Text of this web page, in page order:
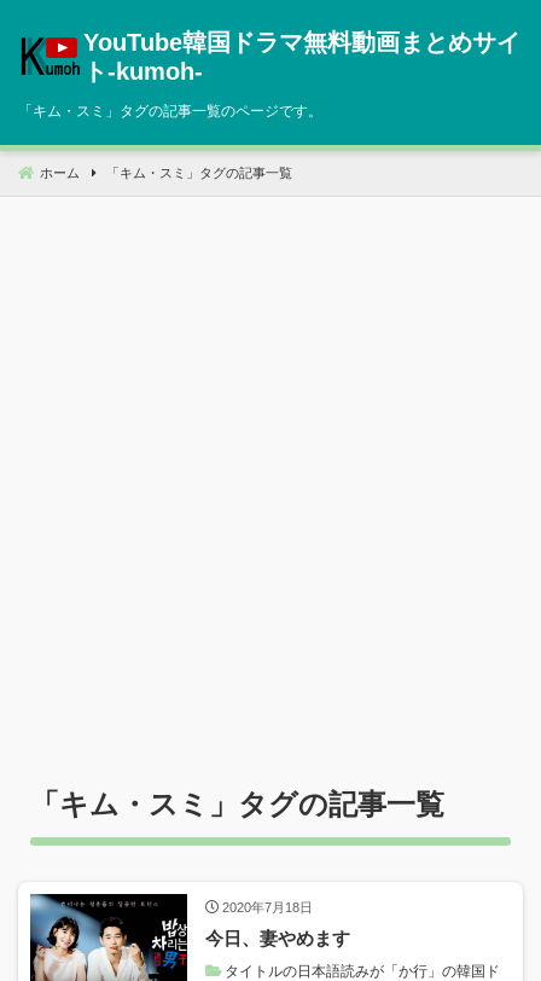
へ
動
YouTube韓国ドラマ無料動画まとめサイ
ト‐kumoh‐
「キム・スミ 」タグの記事一覧のページです。
ホーム 「 キム・スミ 」タグの記事一覧
「キム・スミ 」タグの記事一覧
2020年7月18日
今日、妻やめます
タイトルの日本語読みが「か行」の韓国ド